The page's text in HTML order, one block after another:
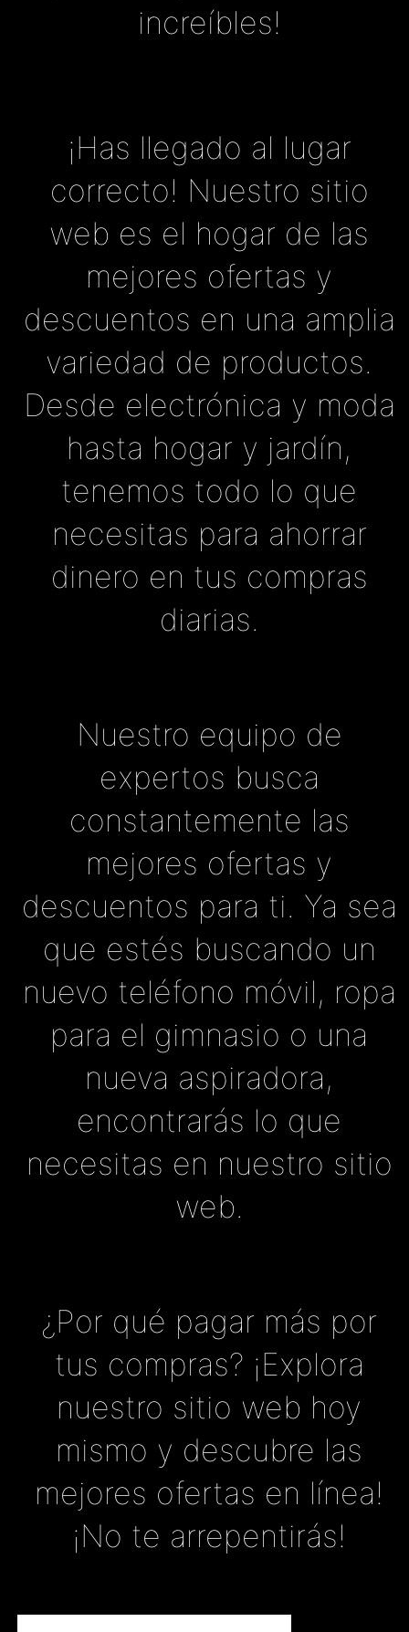
increíbles!
¡Has llegado al lugar
correcto! Nuestro sitio
web es el hogar de las
mejores ofertas y
descuentos en una amplia
variedad de productos.
Desde electrónica y moda
hasta hogar y jardín,
tenemos todo lo que
necesitas para ahorrar
dinero en tus compras
diarias.
Nuestro equipo de
expertos busca
constantemente las
mejores ofertas y
descuentos para ti. Ya sea
que estés buscando un
nuevo teléfono móvil, ropa
para el gimnasio o una
nueva aspiradora,
encontrarás lo que
necesitas en nuestro sitio
web.
¿Por qué pagar más por
tus compras? ¡Explora
nuestro sitio web hoy
mismo y descubre las
mejores ofertas en línea!
¡No te arrepentirás!